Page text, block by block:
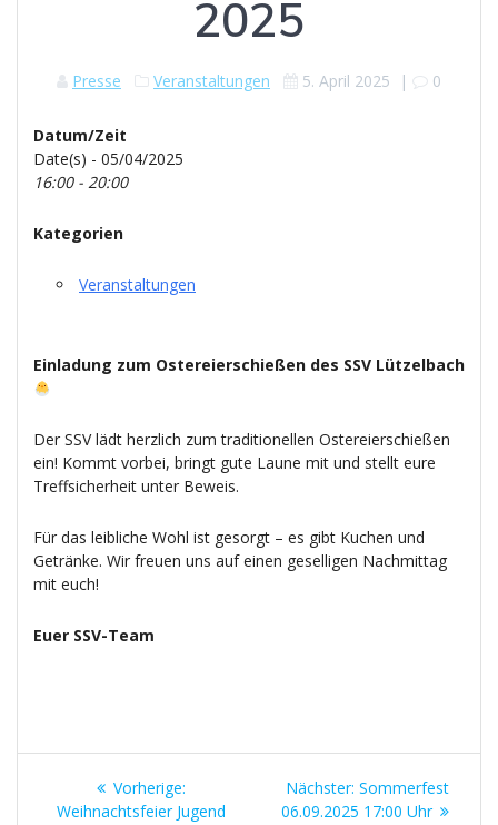
2025
Presse Veranstaltungen 5. April 2025 | 0
Datum/Zeit
Date(s) - 05/04/2025
16:00 - 20:00
Kategorien
Veranstaltungen
Einladung zum Ostereierschießen des SSV Lützelbach
Der SSV lädt herzlich zum traditionellen Ostereierschießen
ein! Kommt vorbei, bringt gute Laune mit und stellt eure
Treffsicherheit unter Beweis.
Für das leibliche Wohl ist gesorgt – es gibt Kuchen und
Getränke. Wir freuen uns auf einen geselligen Nachmittag
mit euch!
Euer SSV-Team
Beitragsnavigation
Vorherige:Vorheriger
Beitrag:
Weihnachtsfeier Jugend
Nächster: Nächster
Beitrag:
Sommerfest
06.09.2025 17:00 Uhr